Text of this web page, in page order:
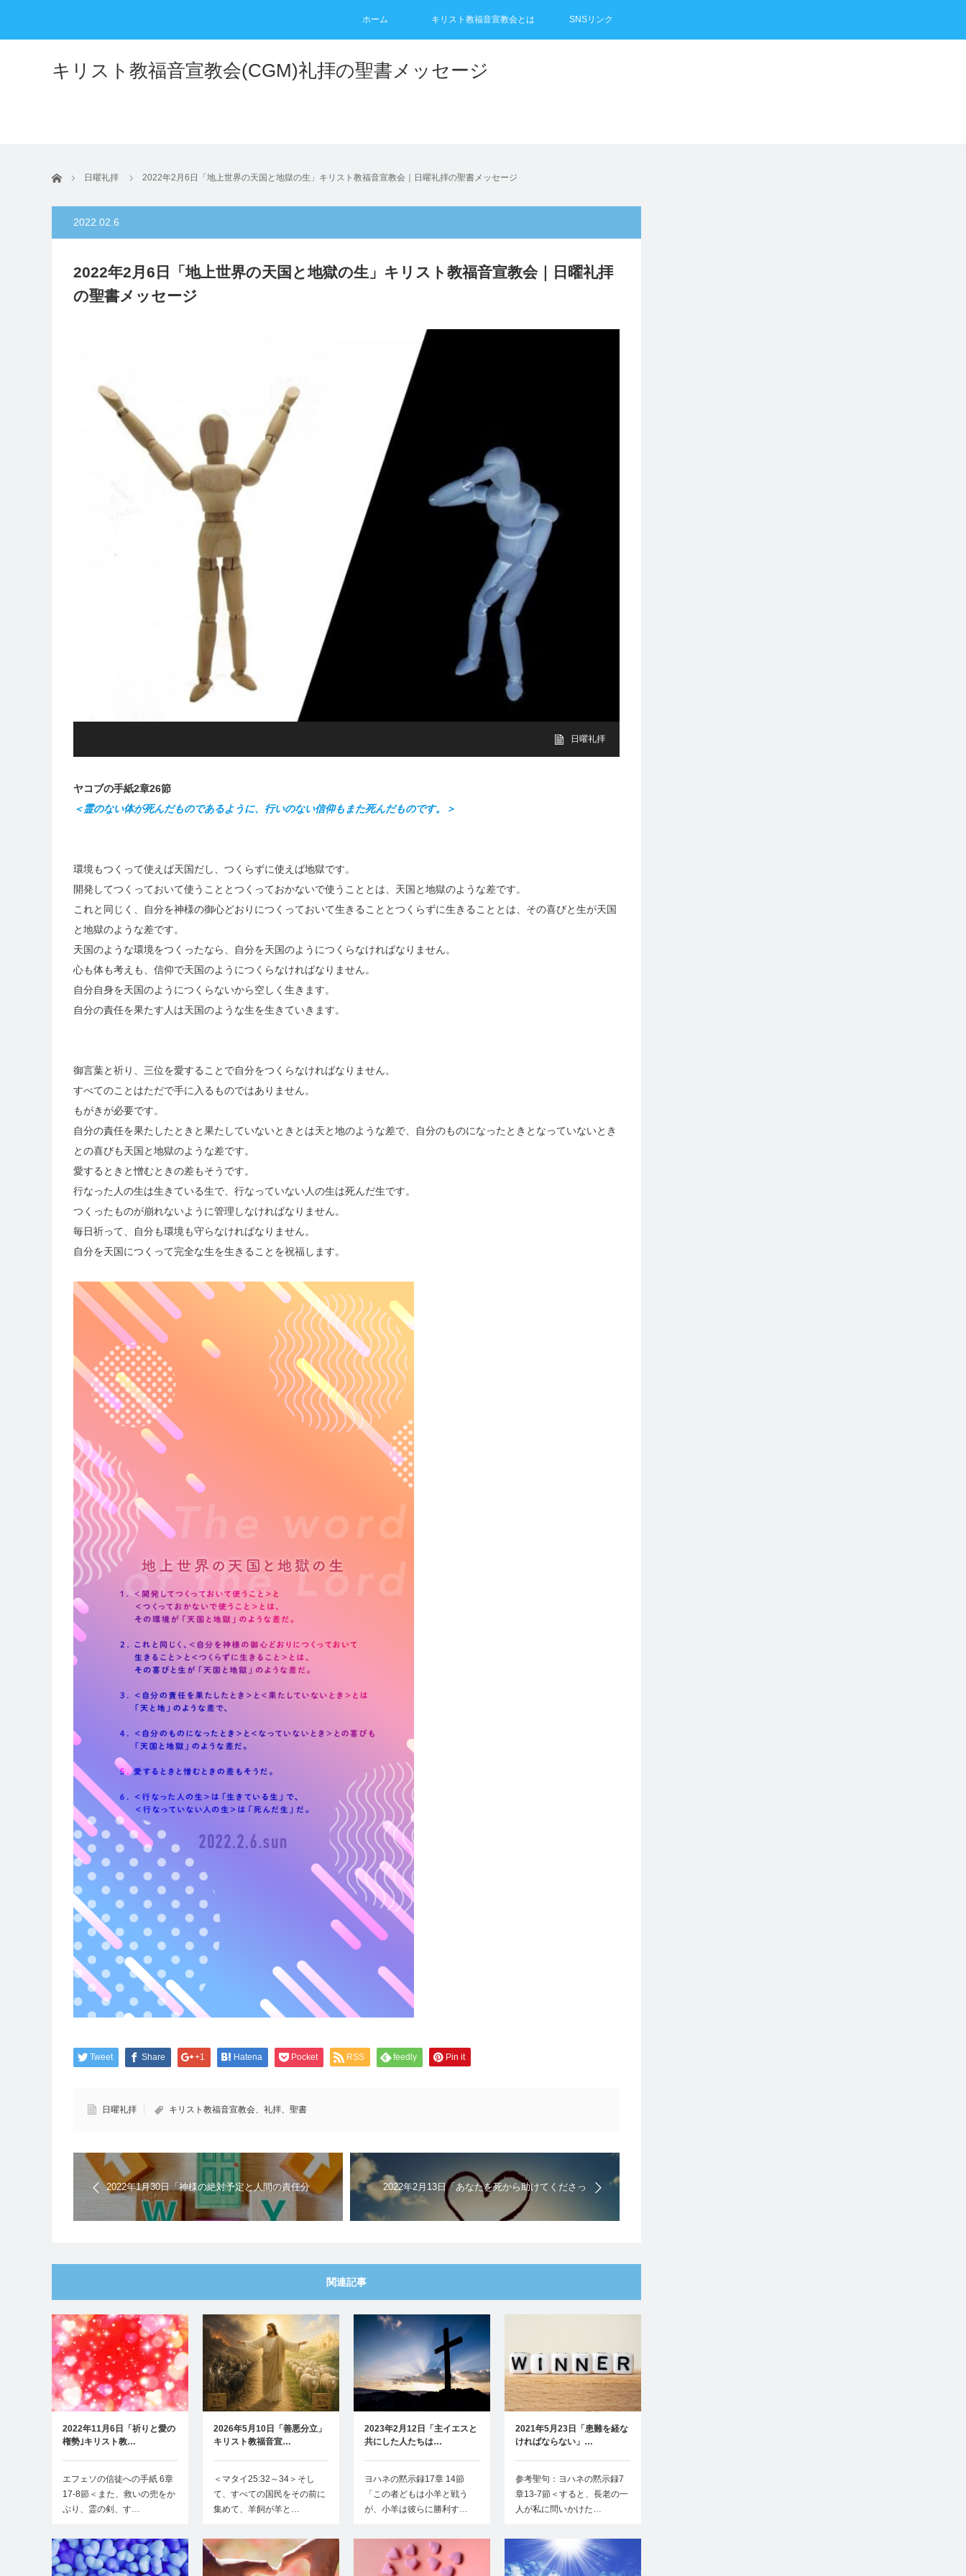
ホーム キリスト教福音宣教会とは SNSリンク
キリスト教福音宣教会(CGM)礼拝の聖書メッセージ
ホーム 日曜礼拝 2022年2月6日「地上世界の天国と地獄の生」キリスト教福音宣教会｜日曜礼拝の聖書メッセージ
2022.02.6
2022年2月6日「地上世界の天国と地獄の生」キリスト教福音宣教会｜日曜礼拝
の聖書メッセージ
日曜礼拝
ヤコブの手紙2章26節
＜霊のない体が死んだものであるように、行いのない信仰もまた死んだものです。＞
環境もつくって使えば天国だし、つくらずに使えば地獄です。
開発してつくっておいて使うこととつくっておかないで使うこととは、天国と地獄のような差です。
これと同じく、自分を神様の御心どおりにつくっておいて生きることとつくらずに生きることとは、その喜びと生が天国
と地獄のような差です。
天国のような環境をつくったなら、自分を天国のようにつくらなければなりません。
心も体も考えも、信仰で天国のようにつくらなければなりません。
自分自身を天国のようにつくらないから空しく生きます。
自分の責任を果たす人は天国のような生を生きていきます。
御言葉と祈り、三位を愛することで自分をつくらなければなりません。
すべてのことはただで手に入るものではありません。
もがきが必要です。
自分の責任を果たしたときと果たしていないときとは天と地のような差で、自分のものになったときとなっていないとき
との喜びも天国と地獄のような差です。
愛するときと憎むときの差もそうです。
行なった人の生は生きている生で、行なっていない人の生は死んだ生です。
つくったものが崩れないように管理しなければなりません。
毎日祈って、自分も環境も守らなければなりません。
自分を天国につくって完全な生を生きることを祝福します。
Tweet Share +1 Hatena Pocket RSS feedly Pin it
日曜礼拝 キリスト教福音宣教会、礼拝、聖書
2022年1月30日「神様の絶対予定と人間の責任分
担による相対予定」キリスト教福音宣教会｜日曜
礼拝の聖書メッセージ
2022年2月13日「あなたを死から助けてくださっ
た三位一体の恵みを悟って愛して生きなさい」キ
リスト教福音宣教会｜日曜礼拝の聖書メッセージ
関連記事
2022年11月6日「祈りと愛の
権勢｣キリスト教…
エフェソの信徒への手紙 6章
17-8節＜また、救いの兜をか
ぶり、霊の剣、す…
2026年5月10日「善悪分立」
キリスト教福音宣…
＜マタイ25:32～34＞そし
て、すべての国民をその前に
集めて、羊飼が羊と…
2023年2月12日「主イエスと
共にした人たちは…
ヨハネの黙示録17章 14節
「この者どもは小羊と戦う
が、小羊は彼らに勝利す…
2021年5月23日「患難を経な
ければならない」…
参考聖句：ヨハネの黙示録7
章13-7節＜すると、長老の一
人が私に問いかけた…